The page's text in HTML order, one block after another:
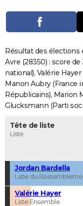
COPAINS D'AVANT
AVIS DE DÉCÈS
FORUM
Bricolage
Lifestyle
Culture
Sport
Auto
Television
Voyage
Cinema
Résultat des
Avre (28350) : score
national), Valérie
Manon Aubry (France
Républicains), Marion
Glucksmann (Parti
Tête de liste
Liste
Jordan Bardella
Liste du
Valérie Hayer
Liste Ensemble